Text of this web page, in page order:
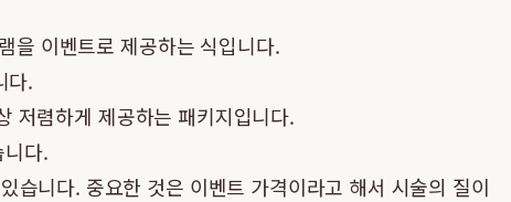
을 이벤트로 제공하는 식입니다.
다.
저렴하게 제공하는 패키지입니다.
다.
습니다. 중요한 것은 이벤트 가격이라고 해서 시술의 질이